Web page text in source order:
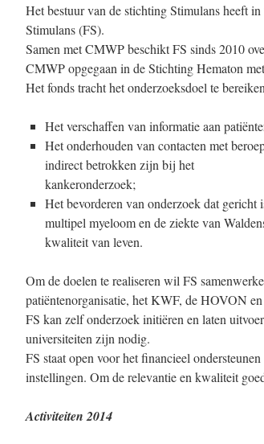
Het bestuur van de stichting Stimulans heeft
Stimulans (FS).
Samen met CMWP beschikt FS sinds 2010
CMWP opgegaan in de Stichting Hematon
Het fonds tracht het onderzoeksdoel te
Het verschaffen van informatie aan
Het onderhouden van contacten met
indirect betrokken zijn bij het
kankeronderzoek;
Het bevorderen van onderzoek dat
multipel myeloom en de ziekte van
kwaliteit van leven.
Om de doelen te realiseren wil FS
patiëntenorganisatie, het KWF, de HOVON
FS kan zelf onderzoek initiëren en laten
universiteiten zijn nodig.
FS staat open voor het financieel
instellingen. Om de relevantie en kwaliteit
Activiteiten 2014